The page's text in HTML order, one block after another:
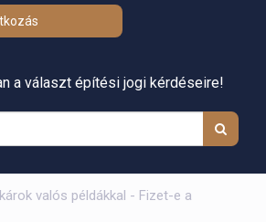
a választ építési jogi kérdéseire!
valós példákkal - Fizet-e a